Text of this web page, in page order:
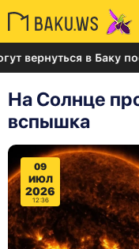
в Баку
На Солнце
вспышка
09
ИЮЛ
2026
12:36